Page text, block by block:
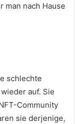
man nach Hause
schlechte
auf. Sie
Community
sie derjenige,